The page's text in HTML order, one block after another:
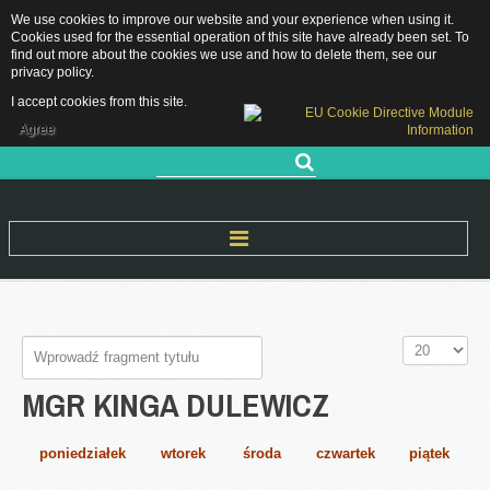
Grójecka 11, 05-660 Warka
sekretariat.pppwarka@grojec.pl
DEKLARACJA DOSTĘPNOŚCI
O Nas
Nasza historia
Rejon Działania
fragment
tytułu
Pokaż
#
MGR KINGA DULEWICZ
poniedziałek wtorek środa czwartek piątek
We use cookies to improve our website and your experience when using it.
Cookies used for the essential operation of this site have already been set. To
find out more about the cookies we use and how to delete them, see our
privacy policy.
I accept cookies from this site.
Agree